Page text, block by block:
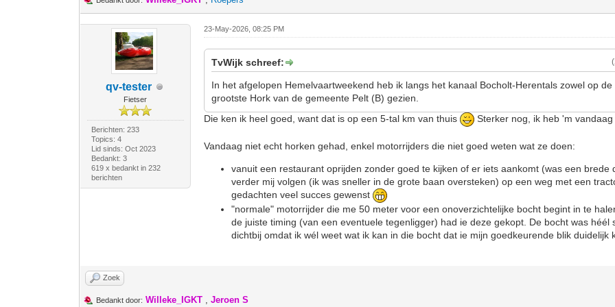
qv-tester
Fietser
Berichten: 233
Topics: 4
Lid sinds: Oct 2023
Bedankt: 3
619 x bedankt in 232
berichten
23-May-2026, 08:25 PM
TvWijk schreef:
In het afgelopen Hemelvaartweekend heb ik langs het kanaal Bocholt-Herentals zowel op
grootste Hork van de gemeente Pelt (B) gezien.
Die ken ik heel goed, want dat is op een 5-tal km van thuis
Sterker nog, ik heb 'm
Vandaag niet echt horken gehad, enkel motorrijders die niet goed weten wat ze doen:
vanuit een restaurant oprijden zonder goed te kijken of er iets aankomt (was een brede
verder mij volgen (ik was sneller in de grote baan oversteken) op een weg met een
gedachten veel succes gewenst
"normale" motorrijder die me 50 meter voor een onoverzichtelijke bocht begint in te
de juiste timing (van een eventuele tegenligger) had ie deze gekopt. De bocht was héél
dichtbij omdat ik wél weet wat ik kan in die bocht dat ie mijn goedkeurende blik duidelijk
Zoek
Bedankt door: Willeke_IGKT ,Jeroen S